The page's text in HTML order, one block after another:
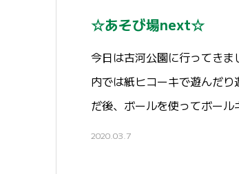
☆あそび場next☆
今日は古河公園に行ってきま
内では紙ヒコーキで遊んだり
だ後、ボールを使ってボー
2020.03.7